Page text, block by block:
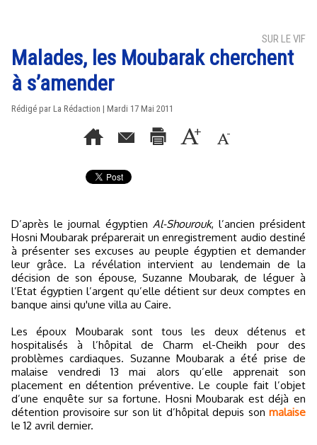
SUR LE VIF
Malades, les Moubarak cherchent
à s’amender
Rédigé par La Rédaction | Mardi 17 Mai 2011
D’après le journal égyptien Al-Shourouk, l’ancien président
Hosni Moubarak préparerait un enregistrement audio destiné
à présenter ses excuses au peuple égyptien et demander
leur grâce. La révélation intervient au lendemain de la
décision de son épouse, Suzanne Moubarak, de léguer à
l’Etat égyptien l’argent qu’elle détient sur deux comptes en
banque ainsi qu'une villa au Caire.
Les époux Moubarak sont tous les deux détenus et
hospitalisés à l’hôpital de Charm el-Cheikh pour des
problèmes cardiaques. Suzanne Moubarak a été prise de
malaise vendredi 13 mai alors qu’elle apprenait son
placement en détention préventive. Le couple fait l’objet
d’une enquête sur sa fortune. Hosni Moubarak est déjà en
détention provisoire sur son lit d’hôpital depuis son malaise
le 12 avril dernier.